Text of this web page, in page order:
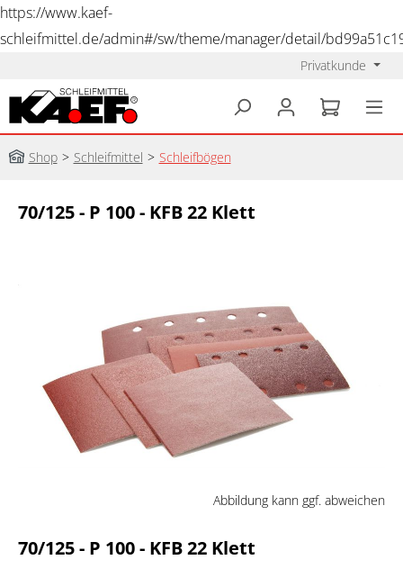
https://www.kaef-
schleifmittel.de/admin#/sw/theme/manager/detail/
Privatkunde
Shop > Schleifmittel > Schleifbögen
70/125 - P 100 - KFB 22 Klett
Abbildung kann ggf. abweichen
70/125 - P 100 - KFB 22 Klett